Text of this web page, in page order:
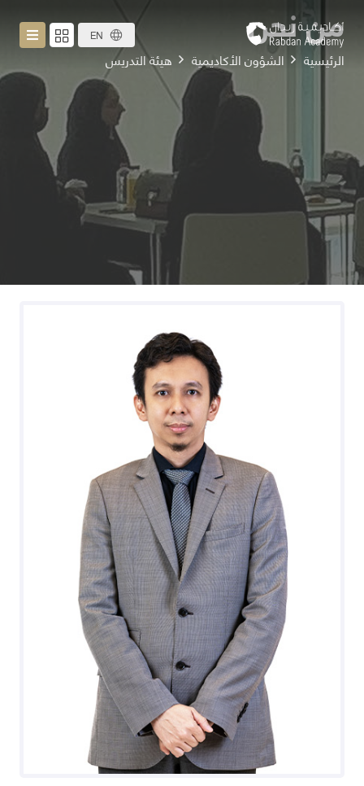
EN من نحن
الرئيسية الشؤون الأكاديمية هيئة التدريس